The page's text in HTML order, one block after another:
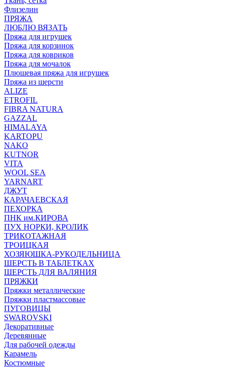
Флизелин
ПРЯЖА
ЛЮБЛЮ ВЯЗАТЬ
Пряжа для игрушек
Пряжа для корзинок
Пряжа для ковриков
Пряжа для мочалок
Плюшевая пряжа для игрушек
Пряжа из шерсти
ALIZE
ETROFIL
FIBRA NATURA
GAZZAL
HIMALAYA
KARTOPU
NAKO
KUTNOR
VITA
WOOL SEA
YARNART
ДЖУТ
КАРАЧАЕВСКАЯ
ПЕХОРКА
ПНК им.КИРОВА
ПУХ НОРКИ, КРОЛИК
ТРИКОТАЖНАЯ
ТРОИЦКАЯ
ХОЗЯЮШКА-РУКОДЕЛЬНИЦА
ШЕРСТЬ В ТАБЛЕТКАХ
ШЕРСТЬ ДЛЯ ВАЛЯНИЯ
ПРЯЖКИ
Пряжки металлические
Пряжки пластмассовые
ПУГОВИЦЫ
SWAROVSKI
Декоративные
Деревянные
Для рабочей одежды
Карамель
Костюмные